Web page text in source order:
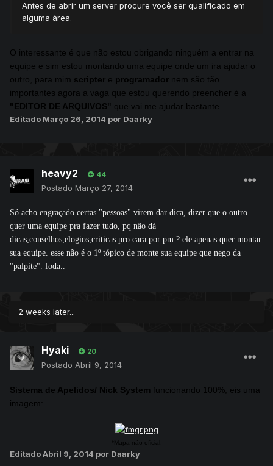
Antes de abrir um server procure você ser qualificado em
alguma área.
O interessante é que não estou obrigando ninguém a entrar na
equipe e sim estou montando uma equipe onde um ira ajudar o
outro, para mim scripter e programador nem são tão
importantes agora a vaga que estou querendo preencher é a
"EDITOR DE ARQUIVOS" que vai me ajudar bastante.
Editado Março 26, 2014 por Daarky
heavy2 44
Postado Março 27, 2014
Só acho engraçado certas "pessoas" virem dar dica, dizer que o outro
quer uma equipe pra fazer tudo, pq não dá
dicas,conselhos,elogios,criticas pro cara por pm ? ele apenas quer montar
sua equipe. esse não é o 1º tópico de monte sua equipe que nego da
"palpite". foda..
2 weeks later...
Hyaki 20
Postado Abril 9, 2014
Sistema de Apelidos/ Nick System funcionando 100%, eis uma
imagem:
*Mapa não oficial.
EditadoAbril 9, 2014 por Daarky